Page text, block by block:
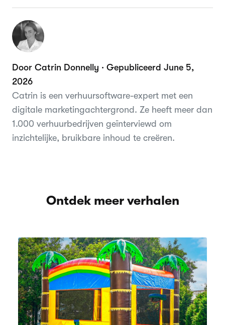
Door Catrin Donnelly · Gepubliceerd June 5,
2026
Catrin is een verhuursoftware-expert met een
digitale marketingachtergrond. Ze heeft meer dan
1.000 verhuurbedrijven geïnterviewd om
inzichtelijke, bruikbare inhoud te creëren.
Ontdek meer verhalen